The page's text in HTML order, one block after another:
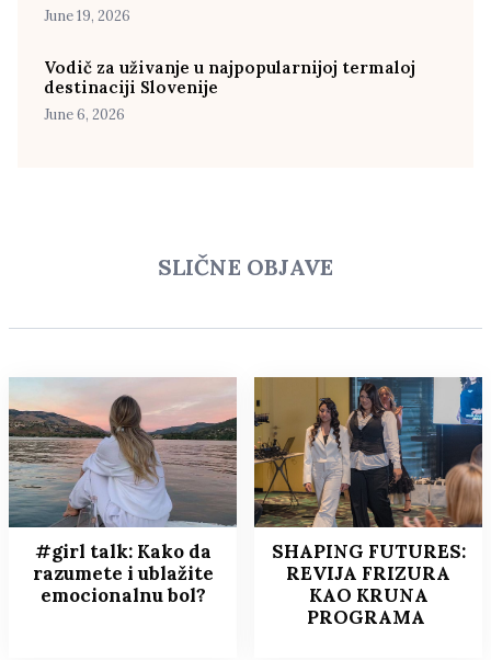
June 19, 2026
Vodič za uživanje u najpopularnijoj termaloj
destinaciji Slovenije
June 6, 2026
SLIČNE OBJAVE
#girl talk: Kako da
razumete i ublažite
emocionalnu bol?
SHAPING FUTURES:
REVIJA FRIZURA
KAO KRUNA
PROGRAMA